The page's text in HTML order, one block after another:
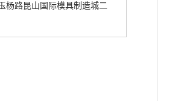
杨路昆山国际模具制造城二